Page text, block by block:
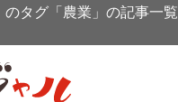
のタグ「農業」の記事一覧